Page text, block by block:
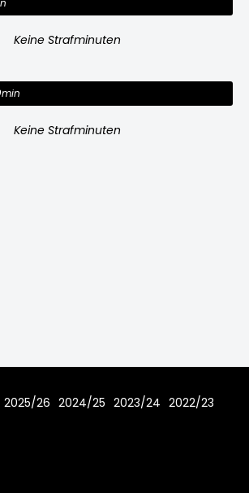
Keine Strafminuten
Keine Strafminuten
2025/26 2024/25 2023/24 2022/23